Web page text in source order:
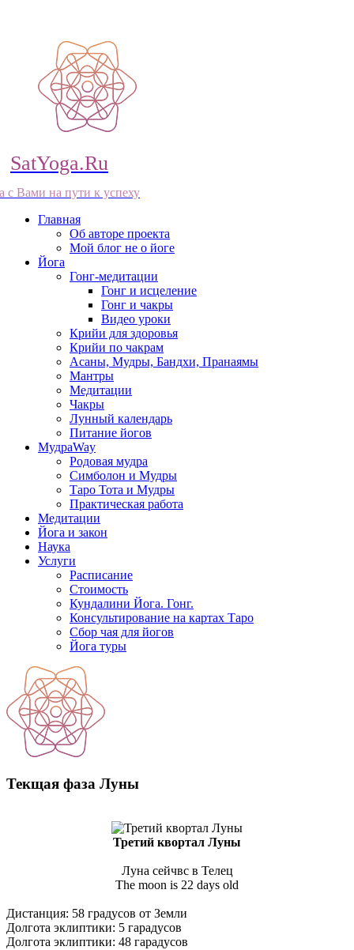
SatYoga.Ru
с Вами на пути к успеху
Главная
Об авторе проекта
Мой блог не о йоге
Йога
Гонг-медитации
Гонг и исцеление
Гонг и чакры
Видео уроки
Крийи для здоровья
Крийи по чакрам
Асаны, Мудры, Бандхи, Пранаямы
Мантры
Медитации
Чакры
Лунный календарь
Питание йогов
МудраWay
Родовая мудра
Симболон и Мудры
Таро Тота и Мудры
Практическая работа
Медитации
Йога и закон
Наука
Услуги
Расписание
Стоимость
Кундалини Йога. Гонг.
Консультирование на картах Таро
Сбор чая для йогов
Йога туры
Текщая фаза Луны
Третий квортал Луны
Луна сейчвс в Телец
The moon is 22 days old
Дистанция: 58 градусов от Земли
Долгота эклиптики: 5 гарадусов
Долгота эклиптики: 48 гарадусов